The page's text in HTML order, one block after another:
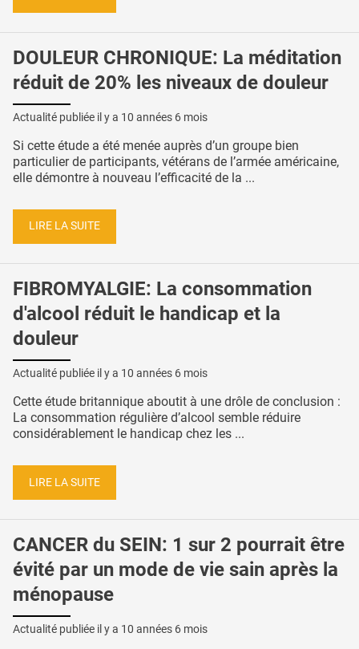
DOULEUR CHRONIQUE: La méditation
réduit de 20% les niveaux de douleur
Actualité publiée il y a 10 années 6 mois
Si cette étude a été menée auprès d’un groupe bien
particulier de participants, vétérans de l’armée américaine,
elle démontre à nouveau l’efficacité de la ...
LIRE LA SUITE
FIBROMYALGIE: La consommation
d'alcool réduit le handicap et la
douleur
Actualité publiée il y a 10 années 6 mois
Cette étude britannique aboutit à une drôle de conclusion :
La consommation régulière d’alcool semble réduire
considérablement le handicap chez les ...
LIRE LA SUITE
CANCER du SEIN: 1 sur 2 pourrait être
évité par un mode de vie sain après la
ménopause
Actualité publiée il y a 10 années 6 mois